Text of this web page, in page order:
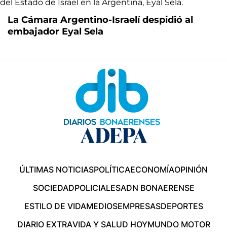
La Cámara Argentino-Israelí despidió al
embajador Eyal Sela
ÚLTIMAS NOTICIASPOLÍTICAECONOMÍAOPINIÓN
SOCIEDADPOLICIALESADN BONAERENSE
ESTILO DE VIDAMEDIOSEMPRESASDEPORTES
DIARIO EXTRAVIDA Y SALUD HOYMUNDO MOTOR